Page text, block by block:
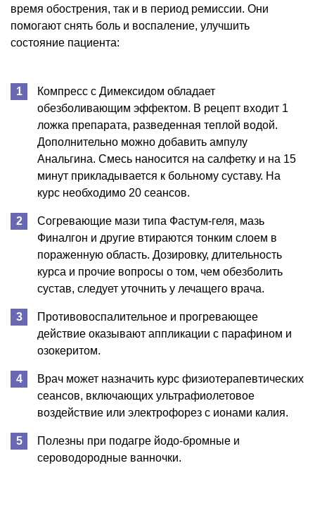
время обострения, так и в период ремиссии. Они
помогают снять боль и воспаление, улучшить
состояние пациента:
Компресс с Димексидом обладает
обезболивающим эффектом. В рецепт входит 1
ложка препарата, разведенная теплой водой.
Дополнительно можно добавить ампулу
Анальгина. Смесь наносится на салфетку и на 15
минут прикладывается к больному суставу. На
курс необходимо 20 сеансов.
Согревающие мази типа Фастум-геля, мазь
Финалгон и другие втираются тонким слоем в
пораженную область. Дозировку, длительность
курса и прочие вопросы о том, чем обезболить
сустав, следует уточнить у лечащего врача.
Противовоспалительное и прогревающее
действие оказывают аппликации с парафином и
озокеритом.
Врач может назначить курс физиотерапевтических
сеансов, включающих ультрафиолетовое
воздействие или электрофорез с ионами калия.
Полезны при подагре йодо-бромные и
сероводородные ванночки.